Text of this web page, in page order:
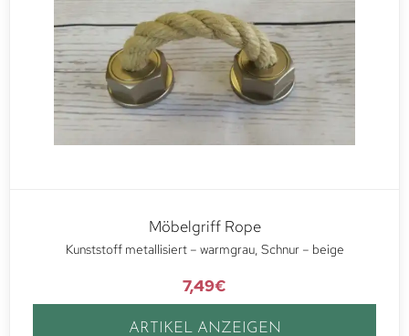
Möbelgriff Rope
Kunststoff metallisiert – warmgrau, Schnur – beige
7,49€
ARTIKEL ANZEIGEN